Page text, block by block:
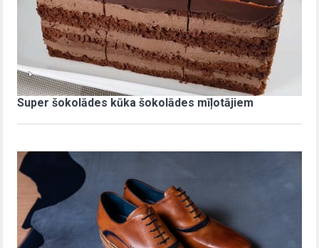
Super šokolādes kūka šokolādes mīļotājiem